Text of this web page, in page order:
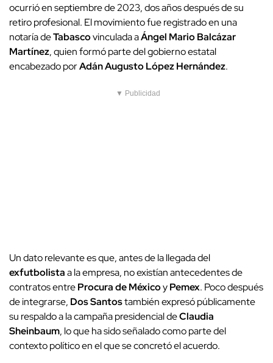
ocurrió en septiembre de 2023, dos años después de su
retiro profesional. El movimiento fue registrado en una
notaría deTabascovinculada aÁngel Mario Balcázar
Martínez, quien formó parte del gobierno estatal
encabezado porAdán Augusto López Hernández.
▼ Publicidad
Un dato relevante es que, antes de la llegada del
exfutbolistaa la empresa, no existían antecedentes de
contratos entreProcura de MéxicoyPemex. Poco después
de integrarse, Dos Santostambién expresó públicamente
su respaldo a la campaña presidencial deClaudia
Sheinbaum, lo que ha sido señalado como parte del
contexto político en el que se concretó el acuerdo.